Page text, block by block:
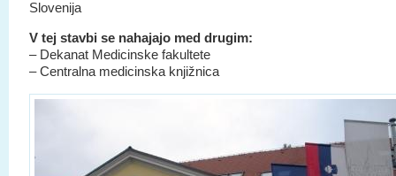
Slovenija
V tej stavbi se nahajajo med drugim:
– Dekanat Medicinske fakultete
– Centralna medicinska knjižnica